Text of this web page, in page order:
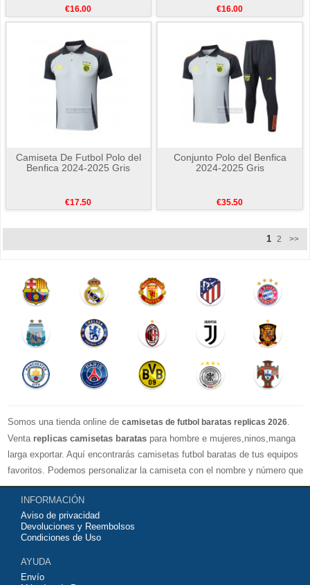
€16.00 €16.00
Camiseta De Futbol Polo del
Benfica 2024-2025 Gris
€17.50
Conjunto Polo del Benfica
2024-2025 Gris
€35.50
1 2 >>
Somos una tienda online de camisetas de futbol baratas replicas 2026.
Venta replicas camisetas baratas para hombre e mujeres,ninos,manga
larga exportar. Aquí encontrarás camisetas futbol baratas de tus equipos
favoritos. Podemos personalizar la camiseta con el nombre y número que
quieras. Nuestrascamisetas de futbol replicasson de máxima calidad
tailandesa por lo que estamos convencidos que quedarás muy satisfecho
con ella. Estas camisetas tienen un tejido transpirable por lo que te
servirán para jugar al fútbol o simplemente para animar a tu equipo
contáctanos y haremos lo posible para conseguirtela lo más barata
posible.
INFORMACIÓN
Aviso de privacidad
Devoluciones y Reembolsos
Condiciones de Uso
AYUDA
Envío